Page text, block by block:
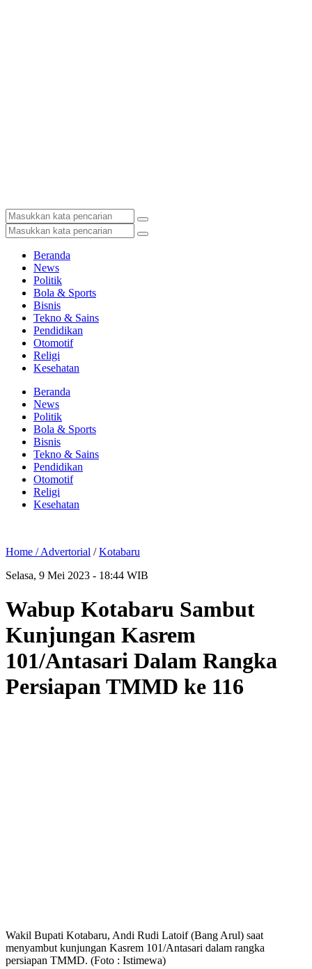
Beranda
News
Politik
Bola & Sports
Bisnis
Tekno & Sains
Pendidikan
Otomotif
Religi
Kesehatan
Beranda
News
Politik
Bola & Sports
Bisnis
Tekno & Sains
Pendidikan
Otomotif
Religi
Kesehatan
Home /Advertorial /Kotabaru
Selasa, 9 Mei 2023 - 18:44 WIB
Wabup Kotabaru Sambut
Kunjungan Kasrem
101/Antasari Dalam Rangka
Persiapan TMMD ke 116
Wakil Bupati Kotabaru, Andi Rudi Latoif (Bang Arul) saat
menyambut kunjungan Kasrem 101/Antasari dalam rangka
persiapan TMMD. (Foto : Istimewa)